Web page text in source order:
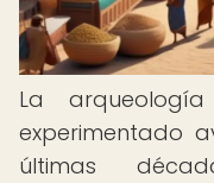
La
experimentado
últimas